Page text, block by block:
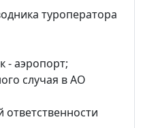
туроператора
- аэропорт;
случая в АО